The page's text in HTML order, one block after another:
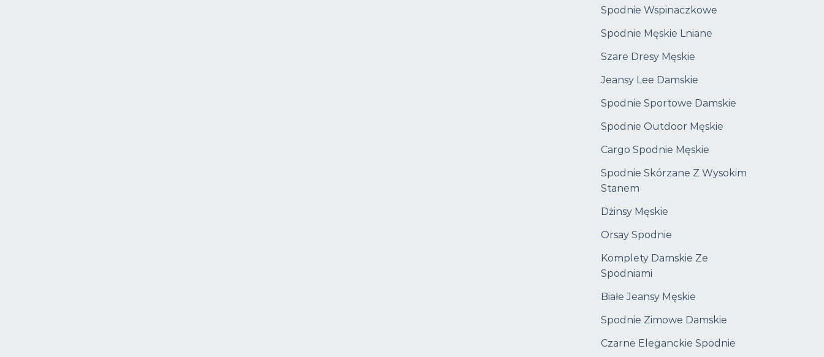
Spodnie Wspinaczkowe
Spodnie Męskie Lniane
Szare Dresy Męskie
Jeansy Lee Damskie
Spodnie Sportowe Damskie
Spodnie Outdoor Męskie
Cargo Spodnie Męskie
Spodnie Skórzane Z Wysokim
Stanem
Dżinsy Męskie
Orsay Spodnie
Komplety Damskie Ze
Spodniami
Białe Jeansy Męskie
Spodnie Zimowe Damskie
Czarne Eleganckie Spodnie